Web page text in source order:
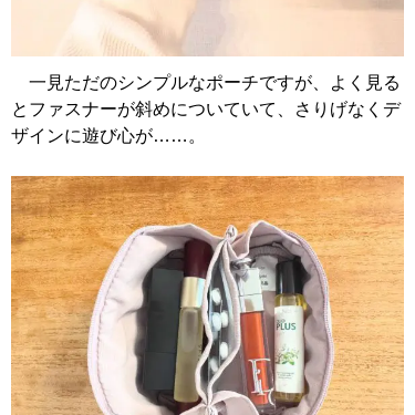
一見ただのシンプルなポーチですが、よく見る
とファスナーが斜めについていて、さりげなくデ
ザインに遊び心が……。